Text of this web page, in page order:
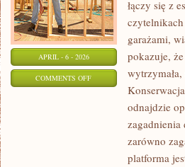
APRIL - 6 - 2026
COMMENTS OFFON
łączy się z
garażami,
pokazuje,
odnajdzie
zarówno
platforma